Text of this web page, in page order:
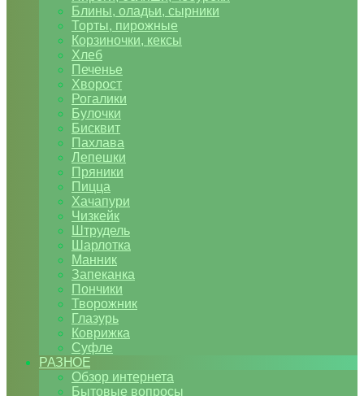
Блины, оладьи, сырники
Торты, пирожные
Корзиночки, кексы
Хлеб
Печенье
Хворост
Рогалики
Булочки
Бисквит
Пахлава
Лепешки
Пряники
Пицца
Хачапури
Чизкейк
Штрудель
Шарлотка
Манник
Запеканка
Пончики
Творожник
Глазурь
Коврижка
Суфле
РАЗНОЕ
Обзор интернета
Бытовые вопросы